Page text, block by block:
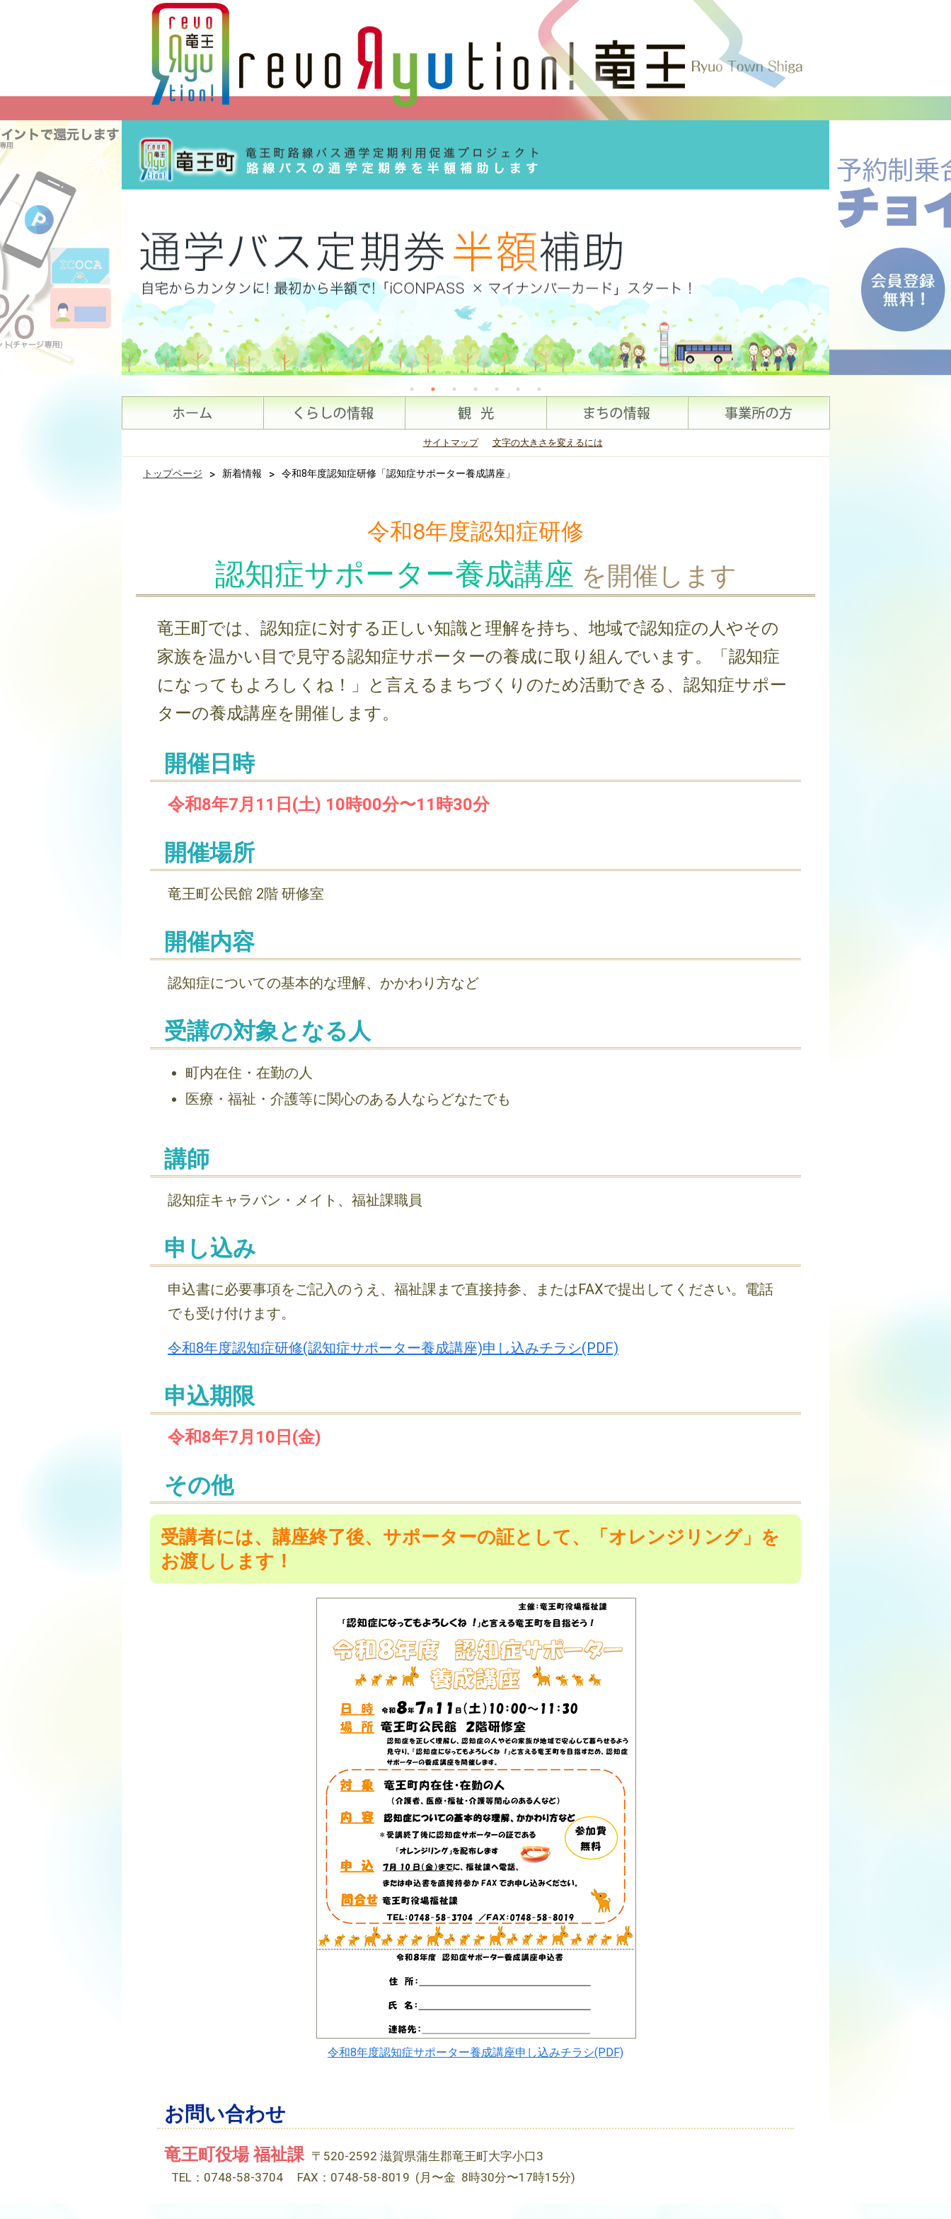
サイトマップ 文字の大きさを変えるには
トップページ > 新着情報 > 令和8年度認知症研修「認知症サポーター養成講座」
令和8年度認知症研修
認知症サポーター養成講座 を開催します
竜王町では、認知症に対する正しい知識と理解を持ち、地域で認知症の人やその
家族を温かい目で見守る認知症サポーターの養成に取り組んでいます。「認知症
になってもよろしくね！」と言えるまちづくりのため活動できる、認知症サポー
ターの養成講座を開催します。
開催日時
令和8年7月11日(土) 10時00分〜11時30分
開催場所
竜王町公民館 2階 研修室
開催内容
認知症についての基本的な理解、かかわり方など
受講の対象となる人
町内在住・在勤の人
医療・福祉・介護等に関心のある人ならどなたでも
講師
認知症キャラバン・メイト、福祉課職員
申し込み
申込書に必要事項をご記入のうえ、福祉課まで直接持参、またはFAXで提出してください。電話
でも受け付けます。
令和8年度認知症研修(認知症サポーター養成講座)申し込みチラシ(PDF)
申込期限
令和8年7月10日(金)
その他
受講者には、講座終了後、サポーターの証として、「オレンジリング」を
お渡しします！
令和8年度認知症サポーター養成講座申し込みチラシ(PDF)
お問い合わせ
竜王町役場 福祉課 〒520-2592 滋賀県蒲生郡竜王町大字小口3
TEL：0748-58-3704
FAX：0748-58-8019 (月〜金 8時30分〜17時15分)